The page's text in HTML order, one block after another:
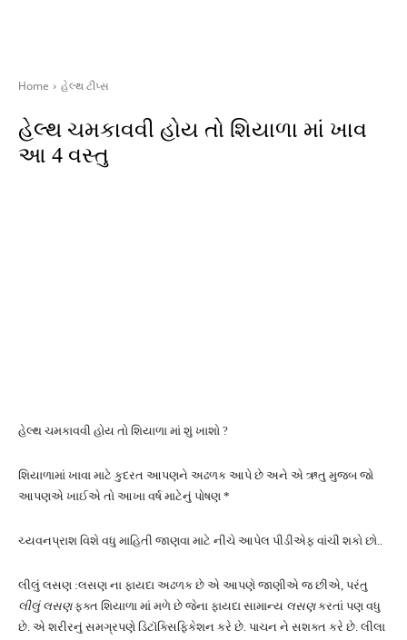
Home હેલ્થ ટીપ્સ
હેલ્થ ચમકાવવી હોય તો શિયાળા માં ખાવ
આ 4 વસ્તુ
હેલ્થ ચમકાવવી હોય તો શિયાળા માં શું ખાશો ?
શિયાળામાં ખાવા માટે કુદરત આપણને અઢળક આપે છે અને એ ઋતુ મુજબ જો
આપણએ ખાઈએ તો આખા વર્ષ માટેનું પોષણ *
ચ્યવનપ્રાશ વિશે વધુ માહિતી જાણવા માટે નીચે આપેલ પીડીએફ વાંચી શકો છો..
લીલું લસણ :લસણ ના ફાયદા અઢળક છે એ આપણે જાણીએ જ છીએ, પરંતુ
લીલું લસણફક્ત શિયાળા માં મળે છે જેના ફાયદા સામાન્ય લસણકરતાં પણ વધુ
છે. એ શરીરનું સમગ્રપણે ડિટૉક્સિફિકેશન કરે છે. પાચન ને સશક્ત કરે છે. લીલા